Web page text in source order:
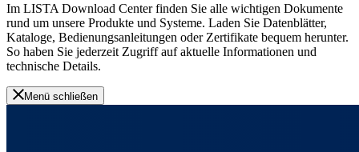
Im LISTA Download Center finden Sie alle wichtigen Dokumente
rund um unsere Produkte und Systeme. Laden Sie Datenblätter,
Kataloge, Bedienungsanleitungen oder Zertifikate bequem herunter.
So haben Sie jederzeit Zugriff auf aktuelle Informationen und
technische Details.
Menü schließen